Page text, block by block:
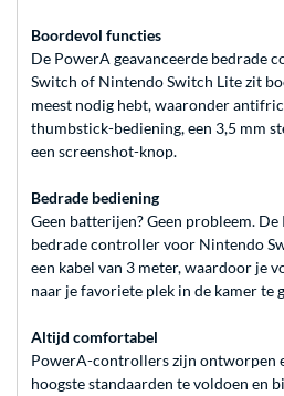
Boordevol functies
De PowerA geavanceerde bedrade
Switch of Nintendo Switch Lite zit
meest nodig hebt, waaronder
thumbstick-bediening, een 3,5 mm
een screenshot-knop.
Bedrade bediening
Geen batterijen? Geen probleem.
bedrade controller voor Nintendo
een kabel van 3 meter, waardoor je
naar je favoriete plek in de kamer te
Altijd comfortabel
PowerA-controllers zijn ontworpen
hoogste standaarden te voldoen en